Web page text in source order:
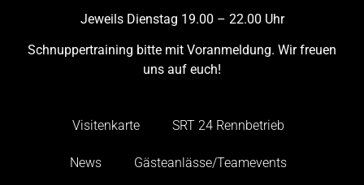
Jeweils Dienstag 19.00 – 22.00 Uhr
Schnuppertraining bitte mit Voranmeldung. Wir freuen
uns auf euch!
Visitenkarte SRT 24 Rennbetrieb
News Gästeanlässe/Teamevents